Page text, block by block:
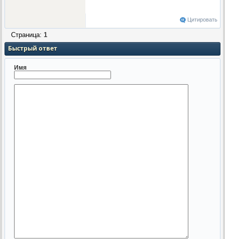
Цитировать
Страница: 1
Быстрый ответ
Имя